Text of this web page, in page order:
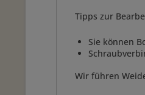
Tipps zur
Sie können
Wir führen